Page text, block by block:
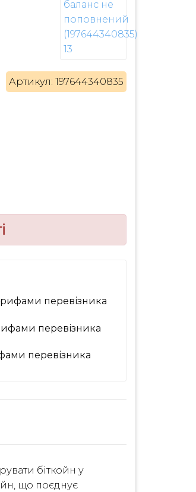
Артикул: 197644340835
перевізника
перевізника
перевізника
біткойн у
що поєднує